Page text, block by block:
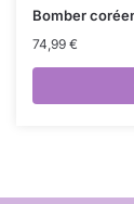
Bomber
74,99 €